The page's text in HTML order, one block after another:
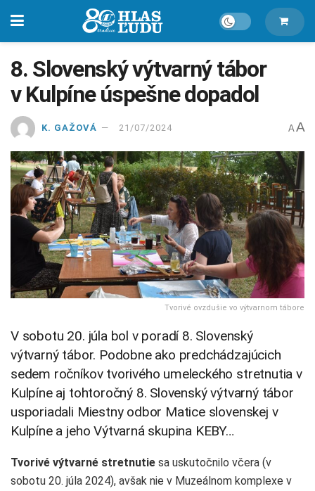
8. Slovenský výtvarný tábor
v Kulpíne úspešne dopadol
K. GAŽOVÁ 21/07/2024 A A
Tvorivé ovzdušie vo výtvarnom tábore
V sobotu 20. júla bol v poradí 8. Slovenský
výtvarný tábor. Podobne ako predchádzajúcich
sedem ročníkov tvorivého umeleckého stretnutia v
Kulpíne aj tohtoročný 8. Slovenský výtvarný tábor
usporiadali Miestny odbor Matice slovenskej v
Kulpíne a jeho Výtvarná skupina KEBY…
Tvorivé výtvarné stretnutie sa uskutočnilo včera (v
sobotu 20. júla 2024), avšak nie v Muzeálnom komplexe v